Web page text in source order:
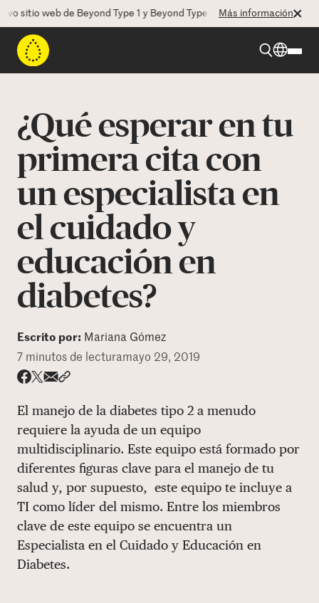
web de Beyond Type 1 y Beyond Type 2! La CEO Deborah Dugan
Más información
Beyond Type 2
Recursos
Programas
Quienes somos
DONAR
¿Qué esperar en tu
primera cita con
un especialista en
el cuidado y
educación en
diabetes?
Escrito por: Mariana Gómez
7 minutos de lecturamayo 29, 2019
El manejo de la diabetes tipo 2 a menudo
requiere la ayuda de un equipo
multidisciplinario. Este equipo está formado por
diferentes figuras clave para el manejo de tu
salud y, por supuesto, este equipo te incluye a
TI como líder del mismo. Entre los miembros
clave de este equipo se encuentra un
Especialista en el Cuidado y Educación en
Diabetes.